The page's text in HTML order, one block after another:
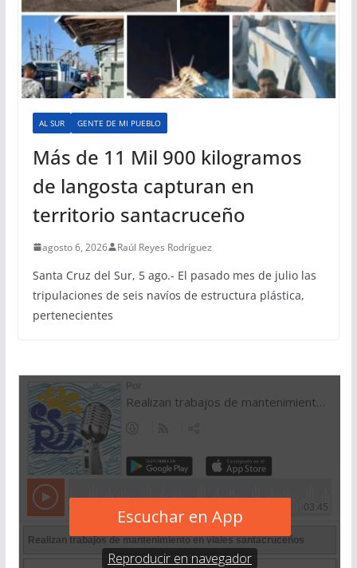
AL SUR GENTE DE MI PUEBLO
Más de 11 Mil 900 kilogramos
de langosta capturan en
territorio santacruceño
agosto 6, 2026 Raúl Reyes Rodríguez
Santa Cruz del Sur, 5 ago.- El pasado mes de julio las
tripulaciones de seis navíos de estructura plástica,
pertenecientes